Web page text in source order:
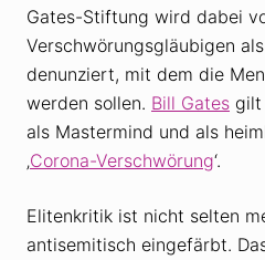
Gates-Stiftung wird dabei
Verschwörungsgläubigen
denunziert, mit dem die
werden sollen. Bill Gates gilt
als Mastermind und als
‚Corona-Verschwörung‘.
Elitenkritik ist nicht selten
antisemitisch eingefärbt.